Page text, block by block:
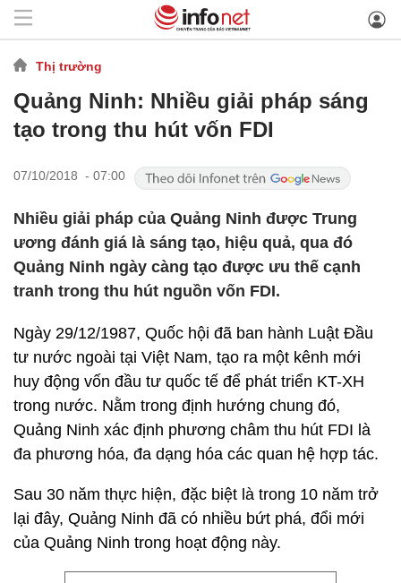
Thị trường
Quảng Ninh: Nhiều giải pháp sáng
tạo trong thu hút vốn FDI
07/10/2018 - 07:00
Nhiều giải pháp của Quảng Ninh được Trung
ương đánh giá là sáng tạo, hiệu quả, qua đó
Quảng Ninh ngày càng tạo được ưu thế cạnh
tranh trong thu hút nguồn vốn FDI.
Ngày 29/12/1987, Quốc hội đã ban hành Luật Đầu
tư nước ngoài tại Việt Nam, tạo ra một kênh mới
huy động vốn đầu tư quốc tế để phát triển KT-XH
trong nước. Nằm trong định hướng chung đó,
Quảng Ninh xác định phương châm thu hút FDI là
đa phương hóa, đa dạng hóa các quan hệ hợp tác.
Sau 30 năm thực hiện, đặc biệt là trong 10 năm trở
lại đây, Quảng Ninh đã có nhiều bứt phá, đổi mới
của Quảng Ninh trong hoạt động này.